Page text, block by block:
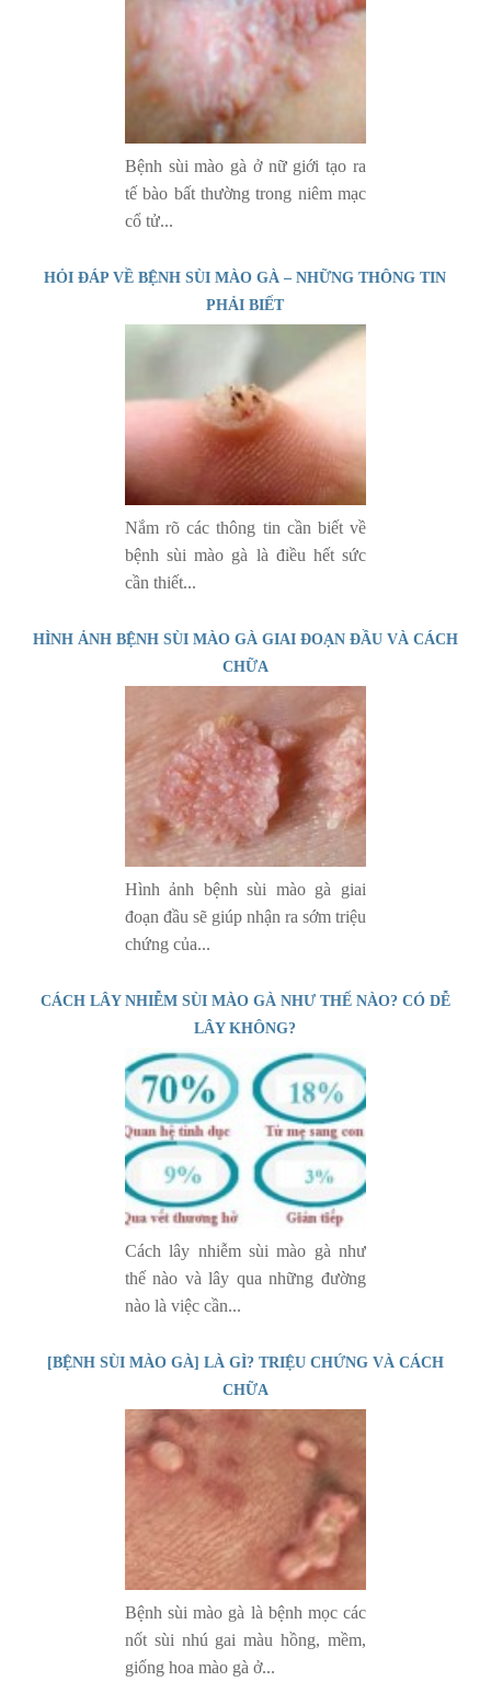
Bệnh sùi mào gà ở nữ giới tạo ra
tế bào bất thường trong niêm mạc
cổ tử...
HỎI ĐÁP VỀ BỆNH SÙI MÀO GÀ – NHỮNG THÔNG TIN
PHẢI BIẾT
Nắm rõ các thông tin cần biết về
bệnh sùi mào gà là điều hết sức
cần thiết...
HÌNH ẢNH BỆNH SÙI MÀO GÀ GIAI ĐOẠN ĐẦU VÀ CÁCH
CHỮA
Hình ảnh bệnh sùi mào gà giai
đoạn đầu sẽ giúp nhận ra sớm triệu
chứng của...
CÁCH LÂY NHIỄM SÙI MÀO GÀ NHƯ THẾ NÀO? CÓ DỄ
LÂY KHÔNG?
Cách lây nhiễm sùi mào gà như
thế nào và lây qua những đường
nào là việc cần...
[BỆNH SÙI MÀO GÀ] LÀ GÌ? TRIỆU CHỨNG VÀ CÁCH
CHỮA
Bệnh sùi mào gà là bệnh mọc các
nốt sùi nhú gai màu hồng, mềm,
giống hoa mào gà ở...